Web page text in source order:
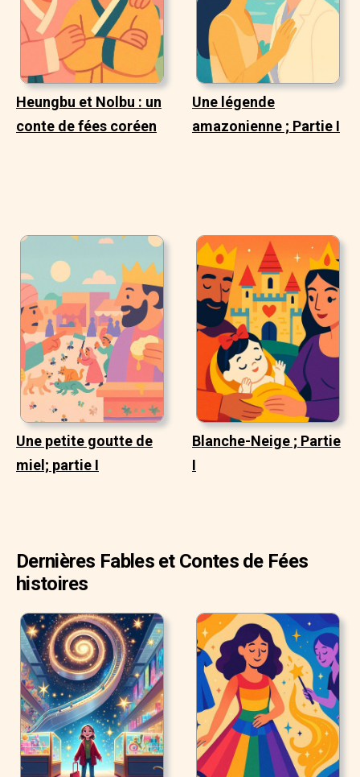
Heungbu et Nolbu : un
conte de fées coréen
Une légende
amazonienne ; Partie I
Une petite goutte de
miel; partie I
Blanche-Neige ; Partie
I
Dernières Fables et Contes de Fées
histoires